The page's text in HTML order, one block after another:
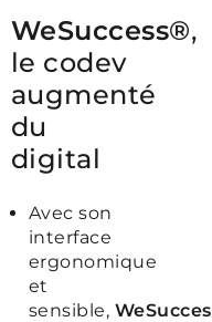
WeSuccess®,
le codev
augmenté
du
digital
Avec son
interface
ergonomique
et
sensible,